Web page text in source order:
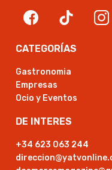
CATEGORÍAS
Gastronomia
Empresas
Ocio y Eventos
DE INTERES
+34 623 063 244